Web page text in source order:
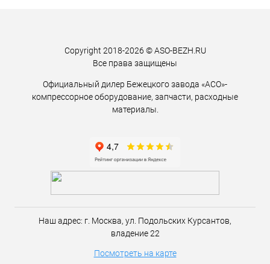
Copyright 2018-2026 © ASO-BEZH.RU
Все права защищены
Официальный дилер Бежецкого завода «АСО»-
компрессорное оборудование, запчасти, расходные
материалы.
Наш адрес: г. Москва, ул. Подольских Курсантов,
владение 22
Посмотреть на карте